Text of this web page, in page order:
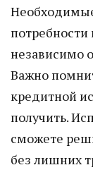
потребности
независимо
Важно
кредитной
получить.
сможете
без лишних